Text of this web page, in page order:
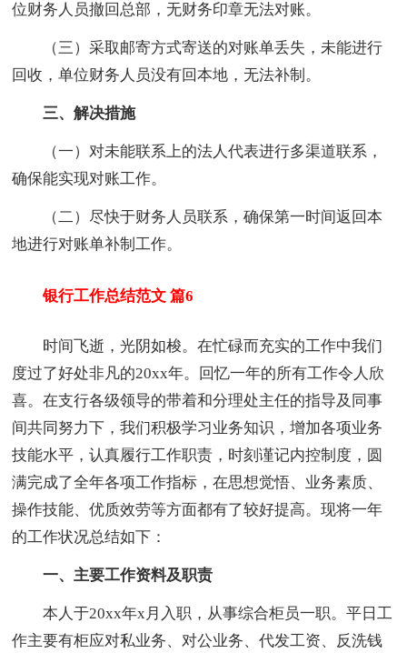
位财务人员撤回总部，无财务印章无法对账。
（三）采取邮寄方式寄送的对账单丢失，未能进行
回收，单位财务人员没有回本地，无法补制。
三、解决措施
（一）对未能联系上的法人代表进行多渠道联系，
确保能实现对账工作。
（二）尽快于财务人员联系，确保第一时间返回本
地进行对账单补制工作。
银行工作总结范文 篇6
时间飞逝，光阴如梭。在忙碌而充实的工作中我们
度过了好处非凡的20xx年。回忆一年的所有工作令人欣
喜。在支行各级领导的带着和分理处主任的指导及同事
间共同努力下，我们积极学习业务知识，增加各项业务
技能水平，认真履行工作职责，时刻谨记内控制度，圆
满完成了全年各项工作指标，在思想觉悟、业务素质、
操作技能、优质效劳等方面都有了较好提高。现将一年
的工作状况总结如下：
一、主要工作资料及职责
本人于20xx年x月入职，从事综合柜员一职。平日工
作主要有柜应对私业务、对公业务、代发工资、反洗钱